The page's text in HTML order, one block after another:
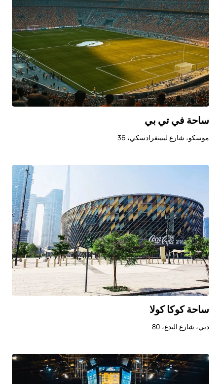
ساحة في تي بي
موسكو، شارع لينينغرادسكي، 36
ساحة كوكا كولا
دبي، شارع البدع، 80